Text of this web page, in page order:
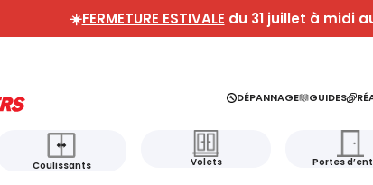
☀️FERMETURE ESTIVALE du 31 juillet à midi
DÉPANNAGE GUIDES
Coulissants Volets Portes